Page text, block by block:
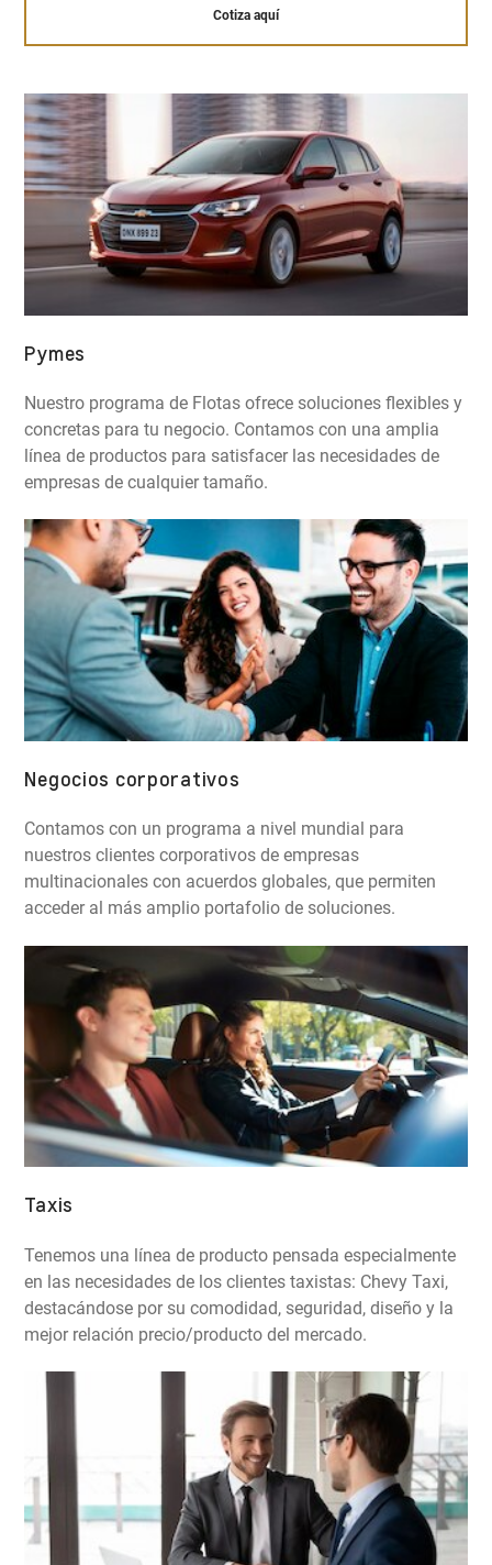
Cotiza aquí
Pymes
Nuestro programa de Flotas ofrece soluciones flexibles y
concretas para tu negocio. Contamos con una amplia
línea de productos para satisfacer las necesidades de
empresas de cualquier tamaño.
Negocios corporativos
Contamos con un programa a nivel mundial para
nuestros clientes corporativos de empresas
multinacionales con acuerdos globales, que permiten
acceder al más amplio portafolio de soluciones.
Taxis
Tenemos una línea de producto pensada especialmente
en las necesidades de los clientes taxistas: Chevy Taxi,
destacándose por su comodidad, seguridad, diseño y la
mejor relación precio/producto del mercado.